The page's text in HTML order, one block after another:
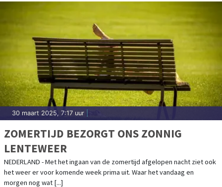
30 maart 2025, 7:17 uur
ZOMERTIJD BEZORGT ONS ZONNIG
LENTEWEER
NEDERLAND - Met het ingaan van de zomertijd afgelopen nacht ziet ook
het weer er voor komende week prima uit. Waar het vandaag en
morgen nog wat [...]